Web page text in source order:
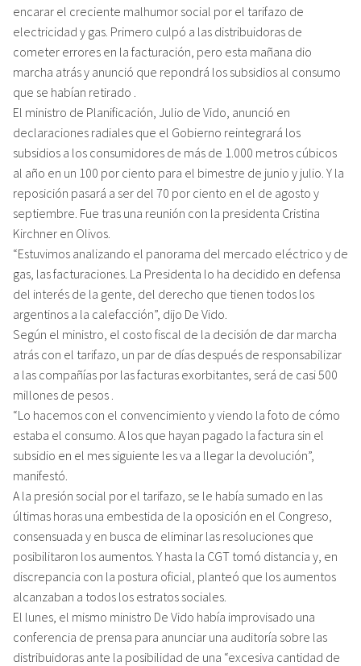
encarar el creciente malhumor social por el tarifazo de
electricidad y gas. Primero culpó a las distribuidoras de
cometer errores en la facturación, pero esta mañana dio
marcha atrás y anunció que repondrá los subsidios al consumo
que se habían retirado .
El ministro de Planificación, Julio de Vido, anunció en
declaraciones radiales que el Gobierno reintegrará los
subsidios a los consumidores de más de 1.000 metros cúbicos
al año en un 100 por ciento para el bimestre de junio y julio. Y la
reposición pasará a ser del 70 por ciento en el de agosto y
septiembre. Fue tras una reunión con la presidenta Cristina
Kirchner en Olivos.
“Estuvimos analizando el panorama del mercado eléctrico y de
gas, las facturaciones. La Presidenta lo ha decidido en defensa
del interés de la gente, del derecho que tienen todos los
argentinos a la calefacción”, dijo De Vido.
Según el ministro, el costo fiscal de la decisión de dar marcha
atrás con el tarifazo, un par de días después de responsabilizar
a las compañías por las facturas exorbitantes, será de casi 500
millones de pesos .
“Lo hacemos con el convencimiento y viendo la foto de cómo
estaba el consumo. A los que hayan pagado la factura sin el
subsidio en el mes siguiente les va a llegar la devolución”,
manifestó.
A la presión social por el tarifazo, se le había sumado en las
últimas horas una embestida de la oposición en el Congreso,
consensuada y en busca de eliminar las resoluciones que
posibilitaron los aumentos. Y hasta la CGT tomó distancia y, en
discrepancia con la postura oficial, planteó que los aumentos
alcanzaban a todos los estratos sociales.
El lunes, el mismo ministro De Vido había improvisado una
conferencia de prensa para anunciar una auditoría sobre las
distribuidoras ante la posibilidad de una “excesiva cantidad de